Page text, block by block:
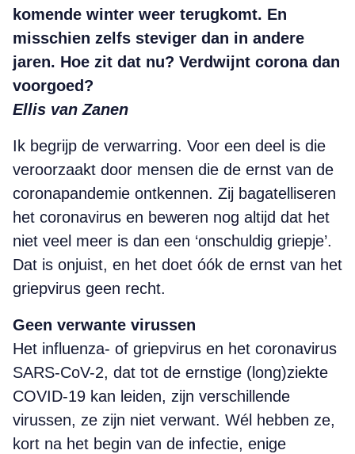
komende winter weer terugkomt. En
misschien zelfs steviger dan in andere
jaren. Hoe zit dat nu? Verdwijnt corona dan
voorgoed?
Ellis van Zanen
Ik begrijp de verwarring. Voor een deel is die
veroorzaakt door mensen die de ernst van de
coronapandemie ontkennen. Zij bagatelliseren
het coronavirus en beweren nog altijd dat het
niet veel meer is dan een ‘onschuldig griepje’.
Dat is onjuist, en het doet óók de ernst van het
griepvirus geen recht.
Geen verwante virussen
Het influenza- of griepvirus en het coronavirus
SARS-CoV-2, dat tot de ernstige (long)ziekte
COVID-19 kan leiden, zijn verschillende
virussen, ze zijn niet verwant. Wél hebben ze,
kort na het begin van de infectie, enige